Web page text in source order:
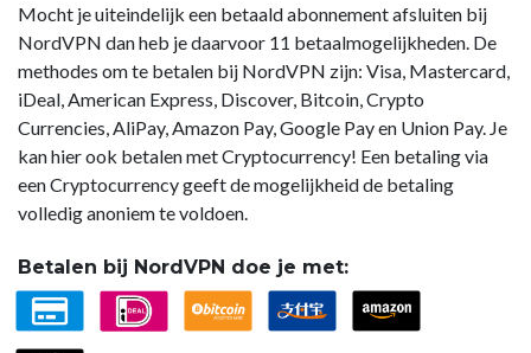
Mocht je uiteindelijk een betaald abonnement afsluiten bij
NordVPN dan heb je daarvoor 11 betaalmogelijkheden. De
methodes om te betalen bij NordVPN zijn: Visa, Mastercard,
iDeal, American Express, Discover, Bitcoin, Crypto
Currencies, AliPay, Amazon Pay, Google Pay en Union Pay. Je
kan hier ook betalen met Cryptocurrency! Een betaling via
een Cryptocurrency geeft de mogelijkheid de betaling
volledig anoniem te voldoen.
Betalen bij NordVPN doe je met: